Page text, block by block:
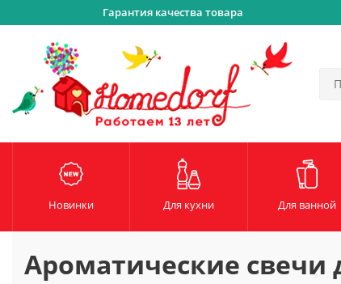
Гарантия качества товара
Новинки Для кухни Для ванной
Ароматические свечи